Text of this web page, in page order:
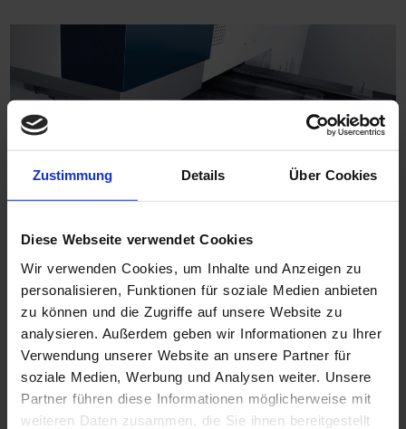
Zustimmung Details Über Cookies
Diese Webseite verwendet Cookies
Wir verwenden Cookies, um Inhalte und Anzeigen zu
personalisieren, Funktionen für soziale Medien anbieten
zu können und die Zugriffe auf unsere Website zu
analysieren. Außerdem geben wir Informationen zu Ihrer
Verwendung unserer Website an unsere Partner für
soziale Medien, Werbung und Analysen weiter. Unsere
Partner führen diese Informationen möglicherweise mit
weiteren Daten zusammen, die Sie ihnen bereitgestellt
Grundsätzlich sind Lochbleche aufgrund ihrer hervorragenden
Materialeigenschaften vielseitig einsetzbar – unter anderem
als Sichtschutz oder Stadtmöblierung, als Lärm- und
Schallschutz, als Fassadenverkleidung, als
Maschinenelemente oder Siebbleche, als Sonnenschutz,